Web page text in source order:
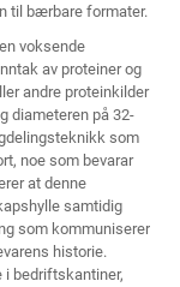
til bærbare formater.
voksende
av proteiner og
andre proteinkilder
diameteren på 32-
som
noe som bevarar
at denne
samtidig
som kommuniserer
historie.
bedriftskantiner,